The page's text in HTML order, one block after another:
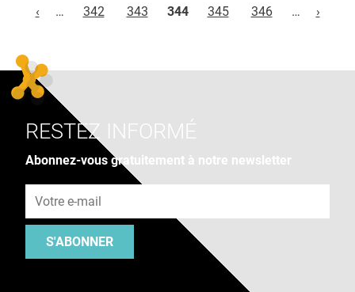
‹
… 342 343 344 345 346 … ›
RESTEZ INFORMÉ
Abonnez-vous gratuitement à notre newsletter
S'ABONNER